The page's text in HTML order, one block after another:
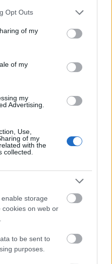
uses one or more Google
behaviour. You may click to
and its third-party tags to
purposes in below Google
Opt Outs
of my
of my
my
Advertising.
Use,
of my
with the
collected.
storage
cookies on web or
to be sent to
purposes.
itt találtak felüdülést.
táplálnak melegvízzel. A
téli éjszakákon
látogatók a
havas táj fölött villódzó